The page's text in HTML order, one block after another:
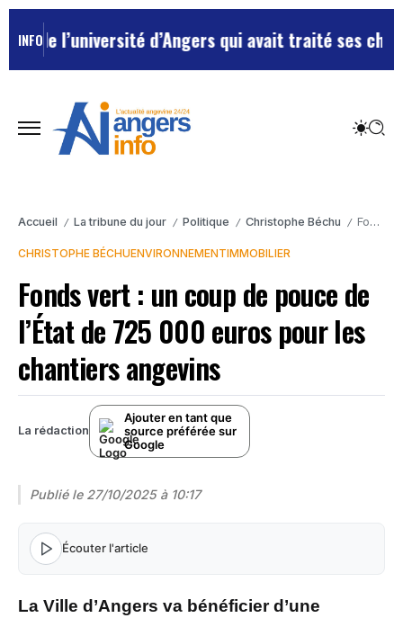
INFO
l’université d’Angers qui avait traité ses chefs de
Accueil / La tribune du jour / Politique / Christophe Béchu / Fonds vert : un coup de pouce de l’État de 725 000 euros pour les chantiers angevins
CHRISTOPHE BÉCHUENVIRONNEMENTIMMOBILIER
Fonds vert : un coup de pouce de
l’État de 725 000 euros pour les
chantiers angevins
La rédaction
Ajouter en tant que
source préférée sur
Google
Publié le 27/10/2025 à 10:17
Écouter l'article
La Ville d’Angers va bénéficier d’une